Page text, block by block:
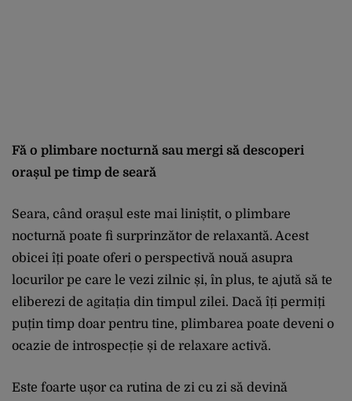
Fă o plimbare nocturnă sau mergi să descoperi
orașul pe timp de seară
Seara, când orașul este mai liniștit, o plimbare
nocturnă poate fi surprinzător de relaxantă. Acest
obicei îți poate oferi o perspectivă nouă asupra
locurilor pe care le vezi zilnic și, în plus, te ajută să te
eliberezi de agitația din timpul zilei. Dacă îți permiți
puțin timp doar pentru tine, plimbarea poate deveni o
ocazie de introspecție și de relaxare activă.
Este foarte ușor ca rutina de zi cu zi să devină